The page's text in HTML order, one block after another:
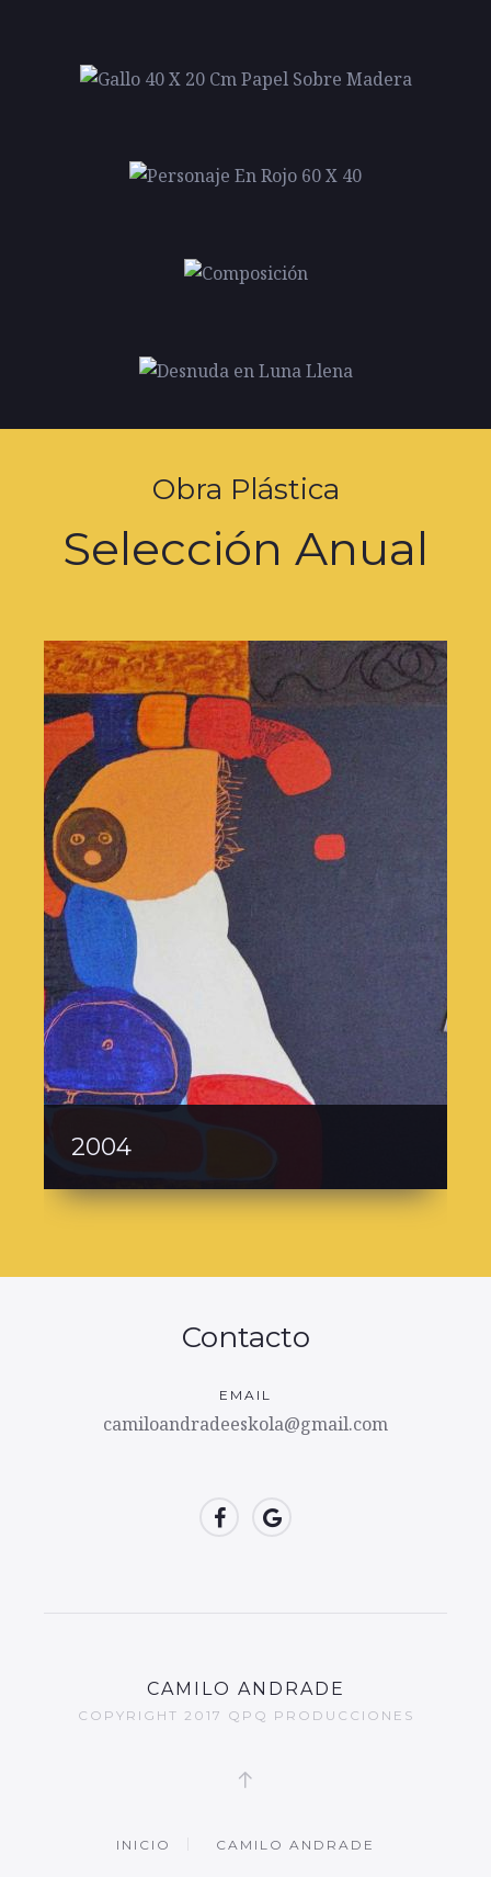
Obra Plástica
Selección Anual
2005
Contacto
EMAIL
camiloandradeeskola@gmail.com
CAMILO ANDRADE
COPYRIGHT 2017 QPQ PRODUCCIONES
INICIO CAMILO ANDRADE